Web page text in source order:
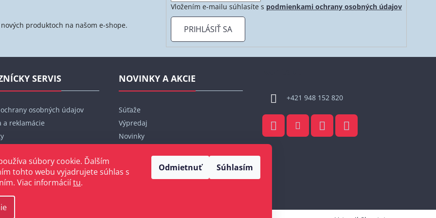
súbory cookie. Ďalším
tohto webu vyjadrujete súhlas s
Viac informáciítu.
Odmietnuť Súhlasím
produktoch na našom e-shope.
Vložením e-mailu súhlasíte s podmienkami ochrany osobných údajov
PRIHLÁSIŤ SA
SERVIS
osobných údajov
a reklamácie
NOVINKY A AKCIE
Súťaže
Výpredaj
Novinky
+421 948 152 820